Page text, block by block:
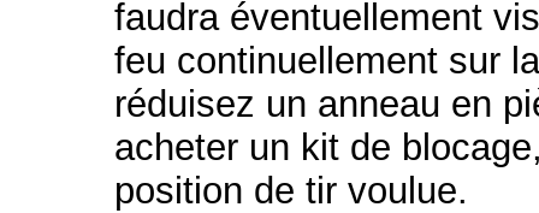
faudra éventuellement
feu continuellement sur
réduisez un anneau en
acheter un kit de
position de tir voulue.